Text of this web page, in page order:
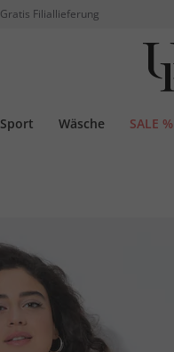
Gratis Filiallieferung
Sport Wäsche SALE %